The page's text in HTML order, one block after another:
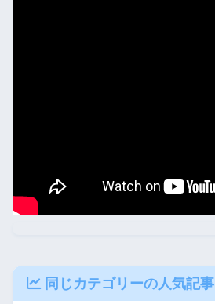
同じカテゴリーの人気記事